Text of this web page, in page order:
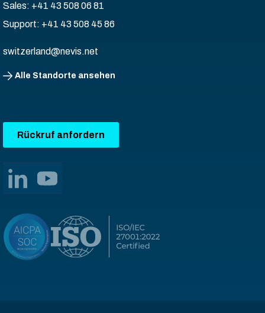
Sales: +41 43 508 06 81
Support: +41 43 508 45 86
switzerland@nevis.net
Alle Standorte ansehen
Rückruf anfordern